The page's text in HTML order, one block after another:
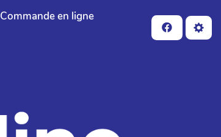
Commande en ligne